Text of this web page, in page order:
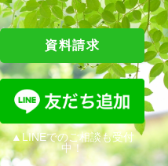
資料請求
▲LINEでのご相談も受付
中！